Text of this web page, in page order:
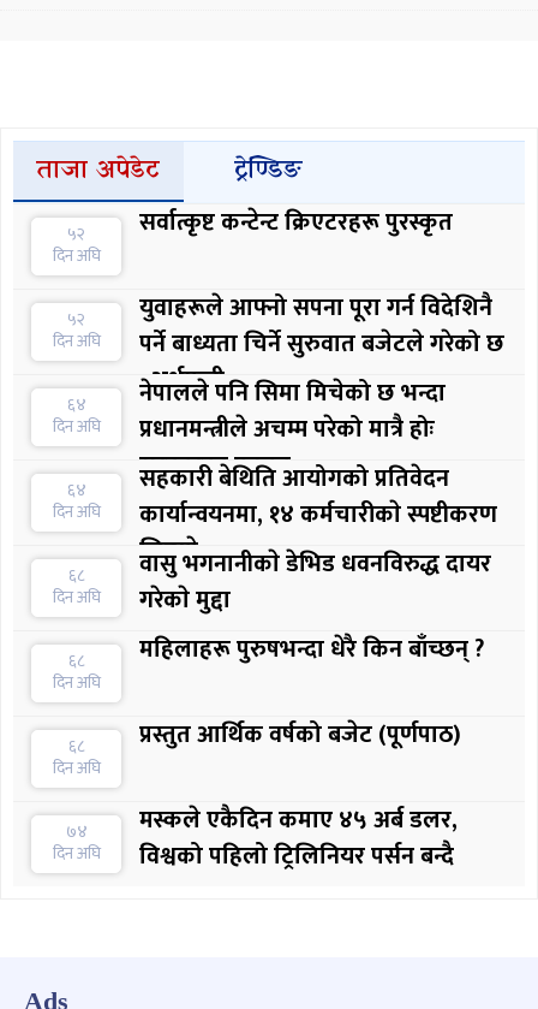
ताजा अपेडेट ट्रेण्डिङ
५२
दिन अघि
सर्वात्कृष्ट कन्टेन्ट क्रिएटरहरू पुरस्कृत
५२
दिन अघि
युवाहरूले आफ्नो सपना पूरा गर्न विदेशिनै
पर्ने बाध्यता चिर्ने सुरुवात बजेटले गरेको छ
: अर्थमन्त्री
६४
दिन अघि
नेपालले पनि सिमा मिचेको छ भन्दा
प्रधानमन्त्रीले अचम्म परेको मात्रै होः
सरकारका प्रवक्ता
६४
दिन अघि
सहकारी बेथिति आयोगको प्रतिवेदन
कार्यान्वयनमा, १४ कर्मचारीकाे स्पष्टीकरण
लिइयाे
६८
दिन अघि
वासु भगनानीकाे डेभिड धवनविरुद्ध दायर
गरेकाे मुद्दा
६८
दिन अघि
महिलाहरू पुरुषभन्दा धेरै किन बाँच्छन् ?
६८
दिन अघि
प्रस्तुत आर्थिक वर्षको बजेट (पूर्णपाठ)
७४
दिन अघि
मस्कले एकैदिन कमाए ४५ अर्ब डलर,
विश्वको पहिलो ट्रिलिनियर पर्सन बन्दै
Ads